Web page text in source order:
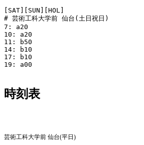
[SAT][SUN][HOL]
# 芸術工科大学前 仙台(土日祝日)
7: a20
10: a20
11: b50
14: b10
17: b10
19: a00
時刻表
芸術工科大学前 仙台(平日)